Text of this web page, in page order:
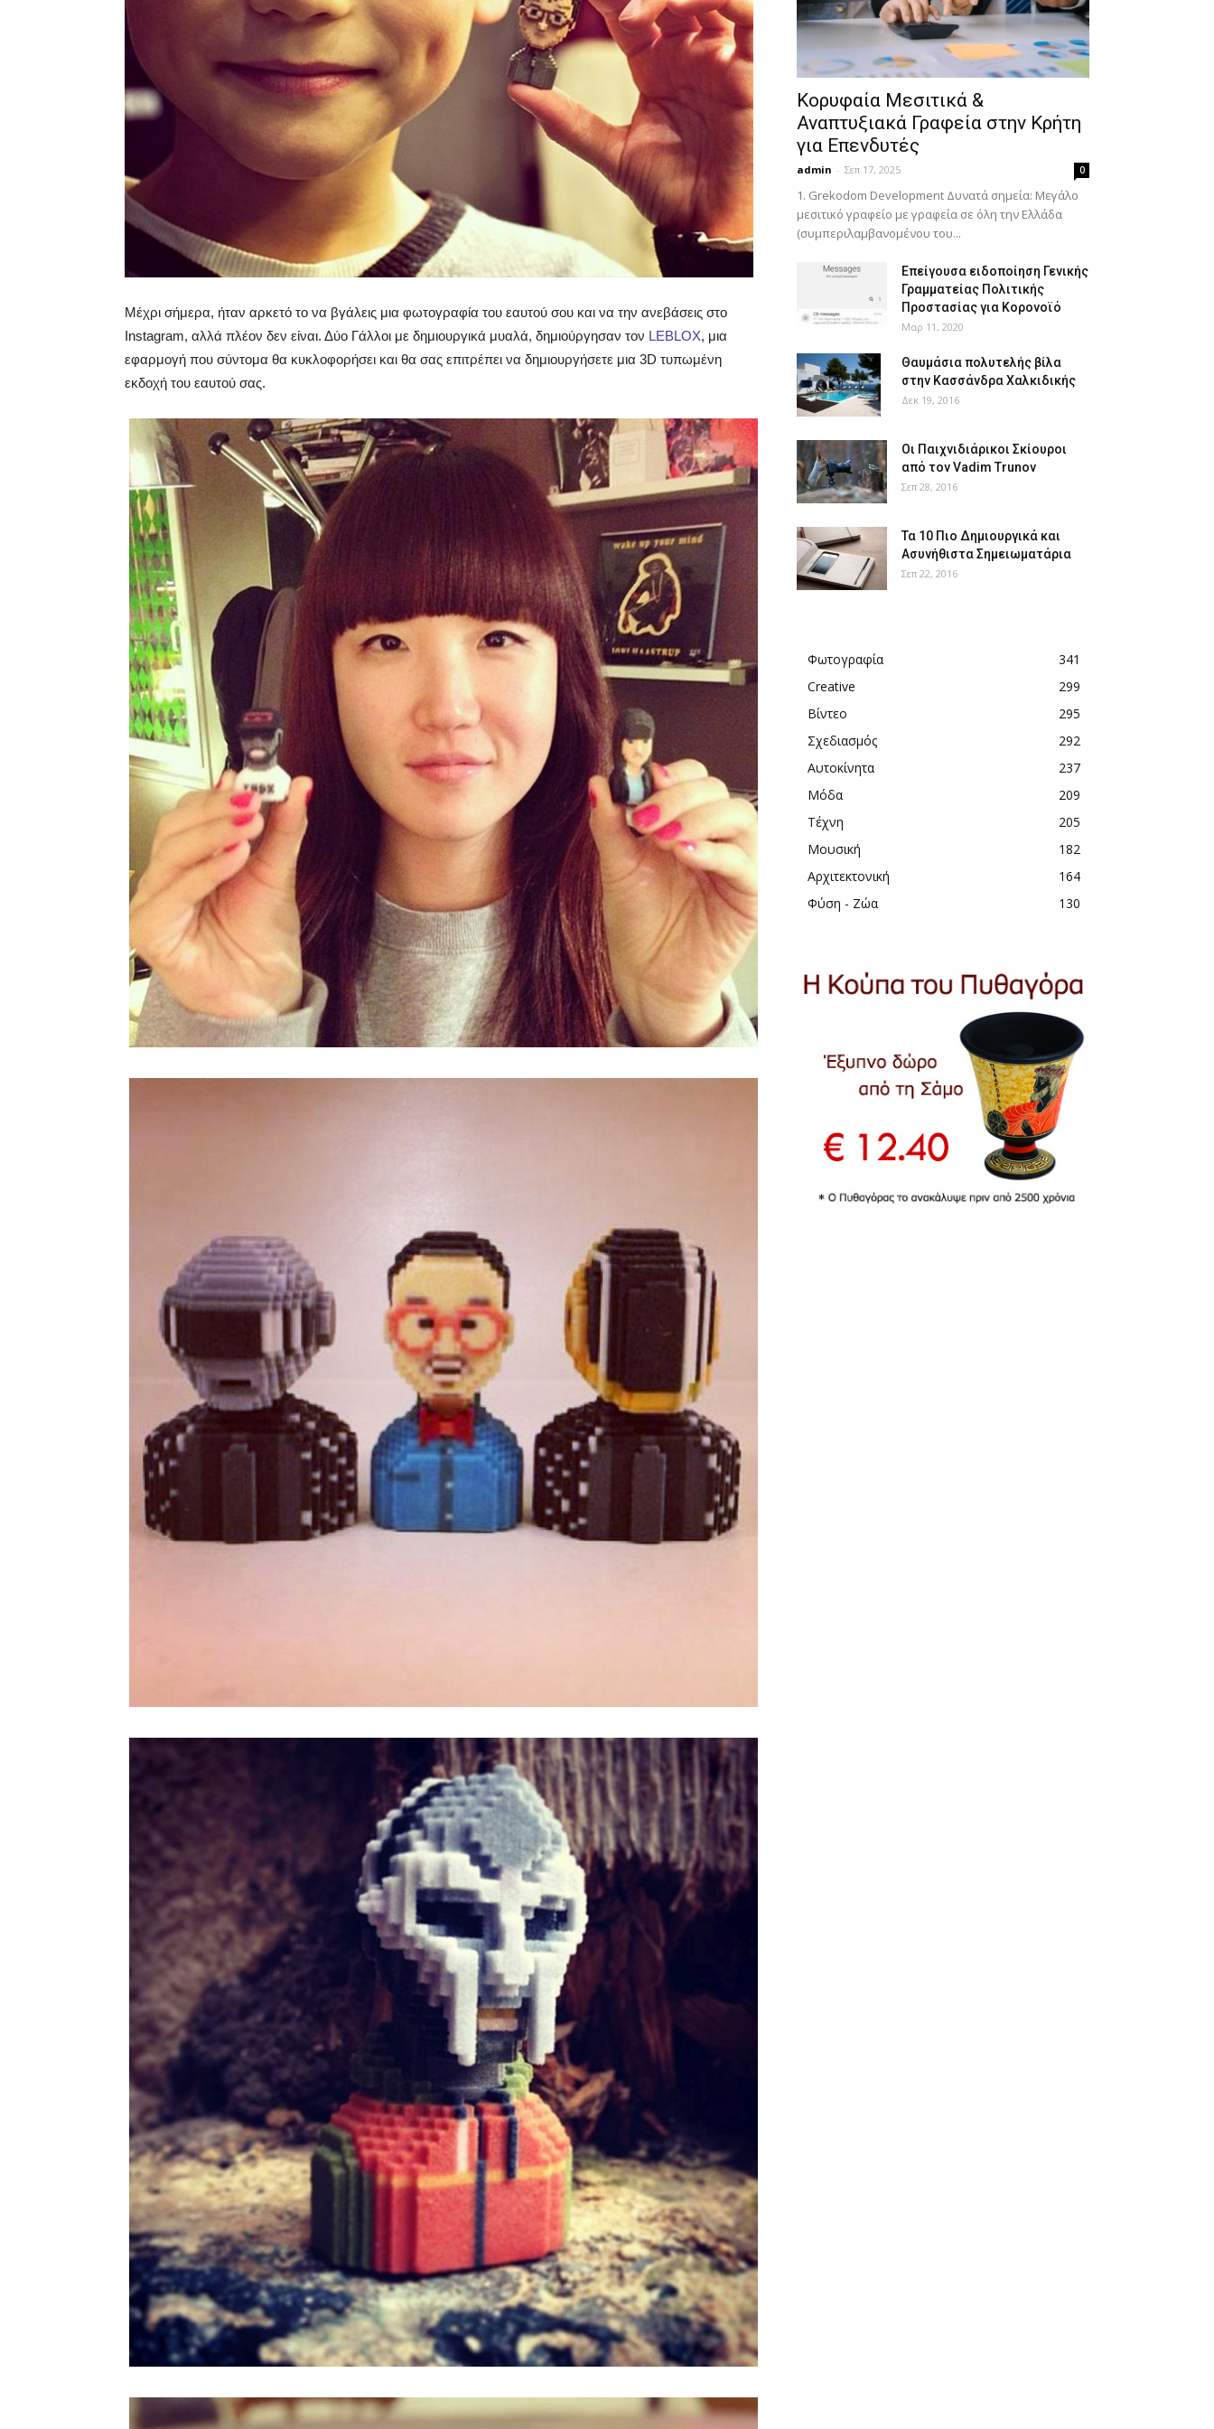
Μέχρι σήμερα, ήταν αρκετό το να βγάλεις μια φωτογραφία του εαυτού σου και να την ανεβάσεις στο
Instagram, αλλά πλέον δεν είναι. Δύο Γάλλοι με δημιουργικά μυαλά, δημιούργησαν τον LEBLOX, μια
εφαρμογή που σύντομα θα κυκλοφορήσει και θα σας επιτρέπει να δημιουργήσετε μια 3D τυπωμένη
εκδοχή του εαυτού σας.
Κορυφαία Μεσιτικά &
Αναπτυξιακά Γραφεία στην Κρήτη
για Επενδυτές
admin - Σεπ 17, 2025 0
1. Grekodom Development Δυνατά σημεία: Μεγάλο
μεσιτικό γραφείο με γραφεία σε όλη την Ελλάδα
(συμπεριλαμβανομένου του...
Επείγουσα ειδοποίηση Γενικής
Γραμματείας Πολιτικής
Προστασίας για Κορονοϊό
Μαρ 11, 2020
Θαυμάσια πολυτελής βίλα
στην Κασσάνδρα Χαλκιδικής
Δεκ 19, 2016
Οι Παιχνιδιάρικοι Σκίουροι
από τον Vadim Trunov
Σεπ 28, 2016
Τα 10 Πιο Δημιουργικά και
Ασυνήθιστα Σημειωματάρια
Σεπ 22, 2016
Φωτογραφία
341
Creative
299
Βίντεο
295
Σχεδιασμός
292
Αυτοκίνητα
237
Μόδα
209
Τέχνη
205
Μουσική
182
Αρχιτεκτονική
164
Φύση - Ζώα
130